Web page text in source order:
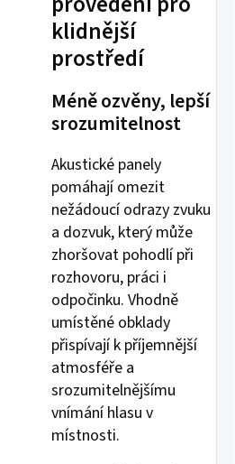
klidnější
prostředí
Méně ozvěny, lepší
srozumitelnost
Akustické panely
pomáhají omezit
nežádoucí odrazy zvuku
a dozvuk, který může
zhoršovat pohodlí při
rozhovoru, práci i
odpočinku. Vhodně
umístěné obklady
přispívají k příjemnější
atmosféře a
srozumitelnějšímu
vnímání hlasu v
místnosti.